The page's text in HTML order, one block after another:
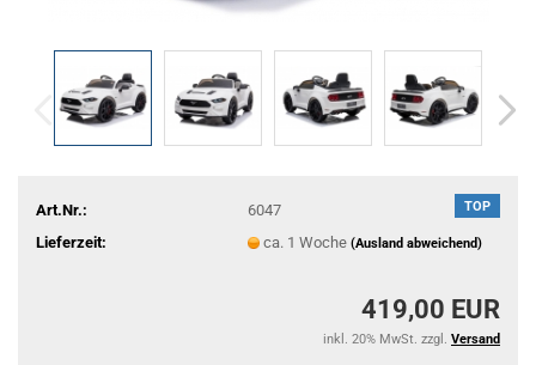
TOP
Art.Nr.:
6047
Lieferzeit:
ca. 1 Woche (Ausland abweichend)
419,00 EUR
inkl. 20% MwSt. zzgl. Versand